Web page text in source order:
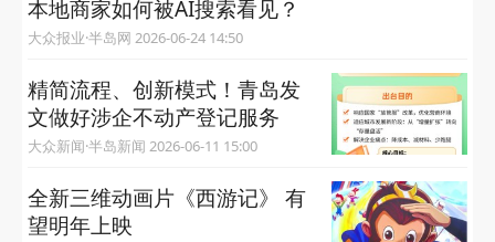
本地商家如何被AI搜索看见？
大众报业·半岛网 2026-06-24 14:50
精简流程、创新模式！青岛发
文做好涉企不动产登记服务
大众新闻·半岛新闻 2026-06-11 15:00
全新三维动画片《西游记》 有
望明年上映